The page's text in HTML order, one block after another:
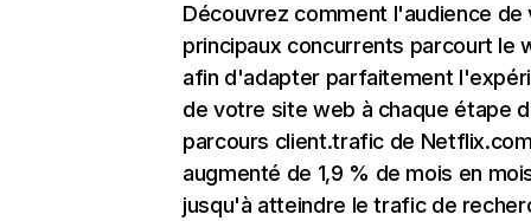
Découvrez comment l'audience de
principaux concurrents parcourt le
afin d'adapter parfaitement
de votre site web à chaque étape
parcours client.trafic de
augmenté de 1,9 % de mois en
jusqu'à atteindre le trafic de